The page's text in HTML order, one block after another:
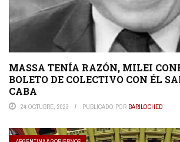
MASSA TENÍA RAZÓN, MILEI
BOLETO DE COLECTIVO CON ÉL
CABA
24 OCTUBRE, 2023 PUBLICADO POR BARILOCHED